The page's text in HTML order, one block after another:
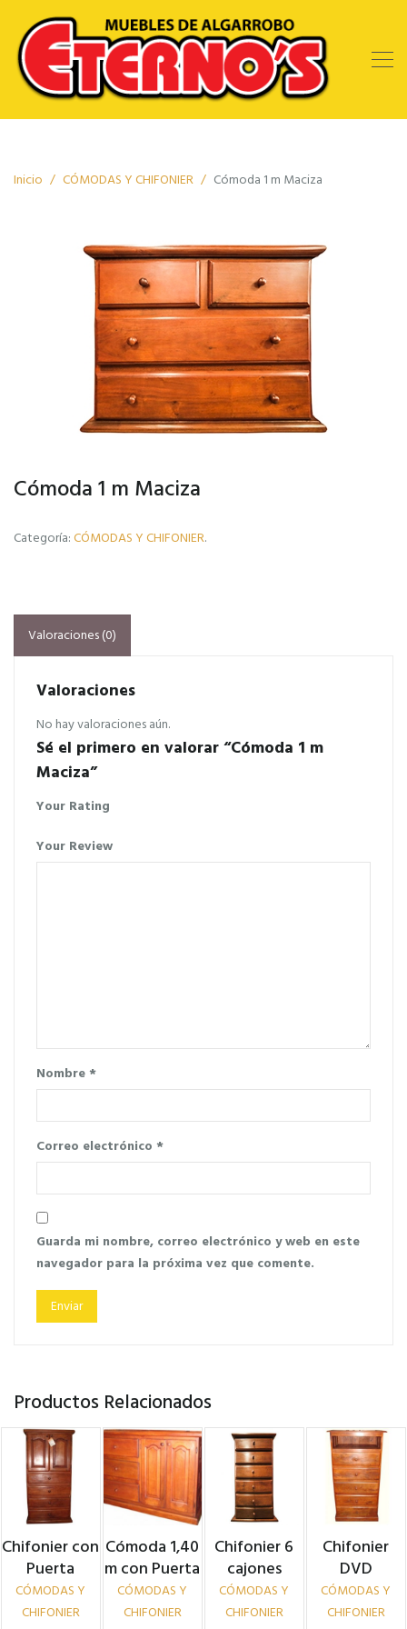
Inicio CÓMODAS Y CHIFONIER Cómoda 1 m Maciza
Cómoda 1 m Maciza
Categoría:CÓMODAS Y CHIFONIER.
Valoraciones (0)
Valoraciones
No hay valoraciones aún.
Sé el primero en valorar “Cómoda 1 m
Maciza”
Your Rating
Your Review
Nombre*
Correo electrónico *
Guarda mi nombre, correo electrónico y web en este
navegador para la próxima vez que comente.
Productos Relacionados
Chifonier con
Puerta
CÓMODAS Y
CHIFONIER
Cómoda 1,40
m con Puerta
CÓMODAS Y
CHIFONIER
Chifonier 6
cajones
CÓMODAS Y
CHIFONIER
Chifonier
DVD
CÓMODAS Y
CHIFONIER